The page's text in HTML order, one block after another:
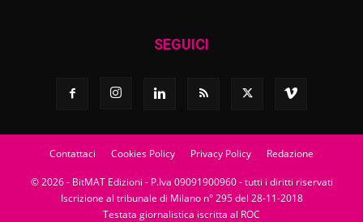
SEGUICI
Contattaci Cookies Policy Privacy Policy Redazione
© 2026 - BitMAT Edizioni - P.Iva 09091900960 - tutti i diritti riservati
Iscrizione al tribunale di Milano n° 295 del 28-11-2018
Testata giornalistica iscritta al ROC